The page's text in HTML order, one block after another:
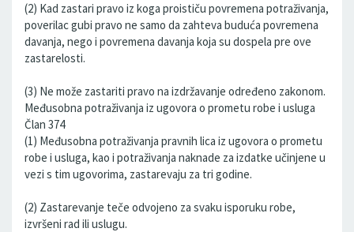
(2) Kad zastari pravo iz koga proističu povremena potraživanja,
poverilac gubi pravo ne samo da zahteva buduća povremena
davanja, nego i povremena davanja koja su dospela pre ove
zastarelosti.
(3) Ne može zastariti pravo na izdržavanje određeno zakonom.
Međusobna potraživanja iz ugovora o prometu robe i usluga
Član 374
(1) Međusobna potraživanja pravnih lica iz ugovora o prometu
robe i usluga, kao i potraživanja naknade za izdatke učinjene u
vezi s tim ugovorima, zastarevaju za tri godine.
(2) Zastarevanje teče odvojeno za svaku isporuku robe,
izvršeni rad ili uslugu.